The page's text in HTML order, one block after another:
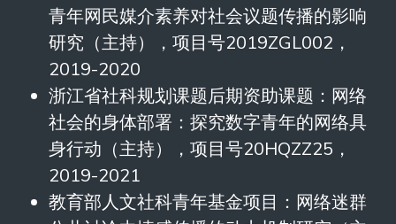
青年网民媒介素养对社会议题传播的影响
研究（主持），项目号2019ZGL002，
2019-2020
浙江省社科规划课题后期资助课题：网络
社会的身体部署：探究数字青年的网络具
身行动（主持），项目号20HQZZ25，
2019-2021
教育部人文社科青年基金项目：网络迷群